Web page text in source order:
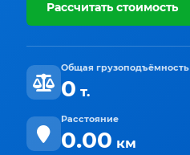
Рассчитать стоимость
Общая грузоподъёмность
0 т.
Расстояние
0.00 км